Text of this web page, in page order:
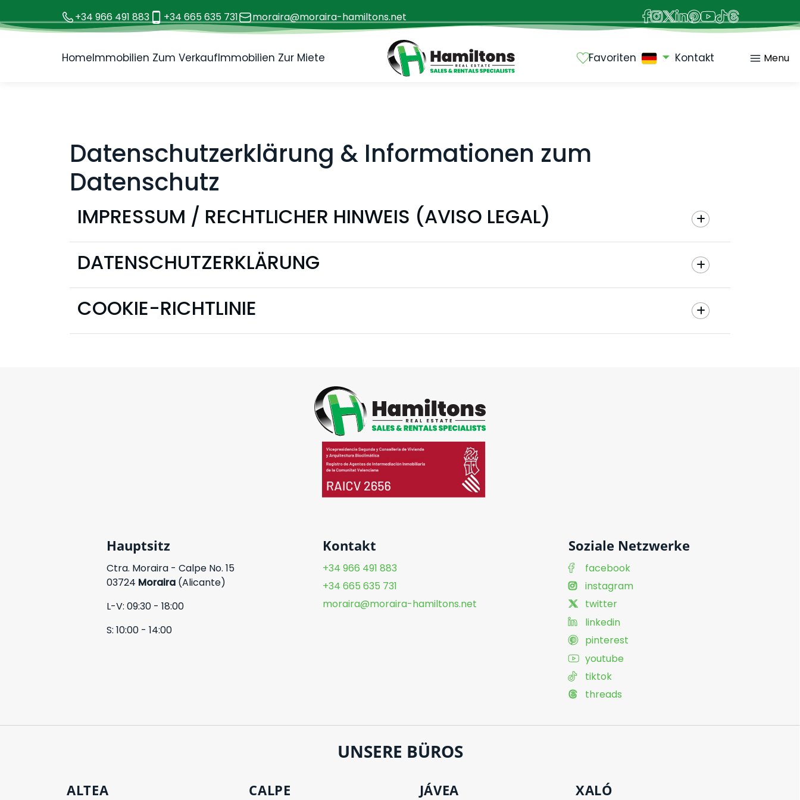
+34 966 491 883 +34 665 635 731 moraira@moraira-hamiltons.net
HomeImmobilien Zum VerkaufImmobilien Zur Miete Favoriten Kontakt Menu
Datenschutzerklärung & Informationen zum
Datenschutz
IMPRESSUM / RECHTLICHER HINWEIS (AVISO LEGAL)
DATENSCHUTZERKLÄRUNG
COOKIE-RICHTLINIE
Hauptsitz
Ctra. Moraira - Calpe No. 15
03724 Moraira (Alicante)
L-V: 09:30 - 18:00
S: 10:00 - 14:00
Kontakt
+34 966 491 883
+34 665 635 731
moraira@moraira-hamiltons.net
Soziale Netzwerke
facebook
instagram
twitter
linkedin
pinterest
youtube
tiktok
threads
UNSERE BÜROS
ALTEA CALPE JÁVEA XALÓ